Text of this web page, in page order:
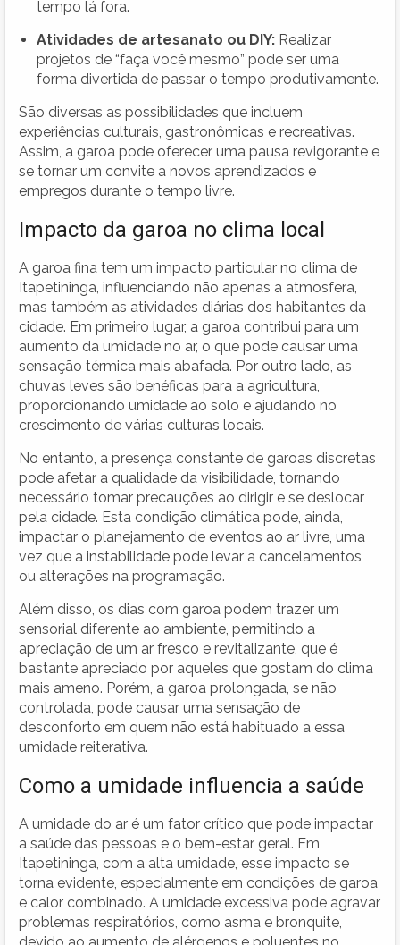
tempo lá fora.
Atividades de artesanato ou DIY: Realizar
projetos de “faça você mesmo” pode ser uma
forma divertida de passar o tempo produtivamente.
São diversas as possibilidades que incluem
experiências culturais, gastronômicas e recreativas.
Assim, a garoa pode oferecer uma pausa revigorante e
se tornar um convite a novos aprendizados e
empregos durante o tempo livre.
Impacto da garoa no clima local
A garoa fina tem um impacto particular no clima de
Itapetininga, influenciando não apenas a atmosfera,
mas também as atividades diárias dos habitantes da
cidade. Em primeiro lugar, a garoa contribui para um
aumento da umidade no ar, o que pode causar uma
sensação térmica mais abafada. Por outro lado, as
chuvas leves são benéficas para a agricultura,
proporcionando umidade ao solo e ajudando no
crescimento de várias culturas locais.
No entanto, a presença constante de garoas discretas
pode afetar a qualidade da visibilidade, tornando
necessário tomar precauções ao dirigir e se deslocar
pela cidade. Esta condição climática pode, ainda,
impactar o planejamento de eventos ao ar livre, uma
vez que a instabilidade pode levar a cancelamentos
ou alterações na programação.
Além disso, os dias com garoa podem trazer um
sensorial diferente ao ambiente, permitindo a
apreciação de um ar fresco e revitalizante, que é
bastante apreciado por aqueles que gostam do clima
mais ameno. Porém, a garoa prolongada, se não
controlada, pode causar uma sensação de
desconforto em quem não está habituado a essa
umidade reiterativa.
Como a umidade influencia a saúde
A umidade do ar é um fator crítico que pode impactar
a saúde das pessoas e o bem-estar geral. Em
Itapetininga, com a alta umidade, esse impacto se
torna evidente, especialmente em condições de garoa
e calor combinado. A umidade excessiva pode agravar
problemas respiratórios, como asma e bronquite,
devido ao aumento de alérgenos e poluentes no